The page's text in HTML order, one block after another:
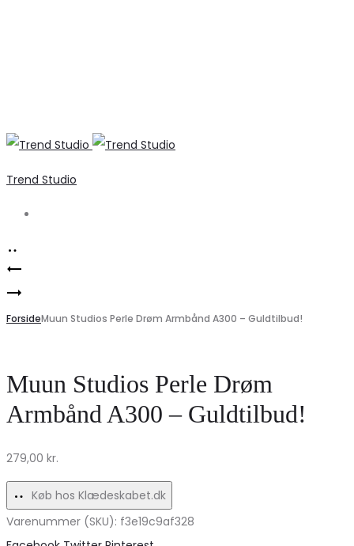
Trend Studio
Product
navigation
Vest
Elegant
og
Stil!
Marta
du
skjorte
MdcUlla
–
Hvid
tilbud
ForsideMuun Studios Perle Drøm Armbånd A300 – Guldtilbud!
Muun Studios Perle Drøm
Armbånd A300 – Guldtilbud!
279,00 kr.
Køb hos Klædeskabet.dk
Varenummer (SKU): f3e19c9af328